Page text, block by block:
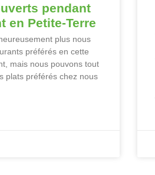
pendant
en Petite-Terre
plus nous
préférés en cette
mais nous pouvons tout
plats préférés chez nous